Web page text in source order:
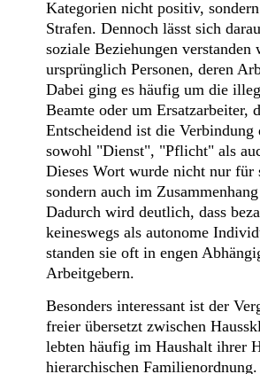
Kategorien nicht positiv,
Strafen. Dennoch lässt sich
soziale Beziehungen
ursprünglich Personen, deren
Dabei ging es häufig um die
Beamte oder um Ersatzarbeiter,
Entscheidend ist die
sowohl "Dienst", "Pflicht" als
Dieses Wort wurde nicht nur für
sondern auch im
Dadurch wird deutlich, dass
keineswegs als autonome
standen sie oft in engen
Arbeitgebern.
Besonders interessant ist der
freier übersetzt zwischen
lebten häufig im Haushalt ihrer
hierarchischen